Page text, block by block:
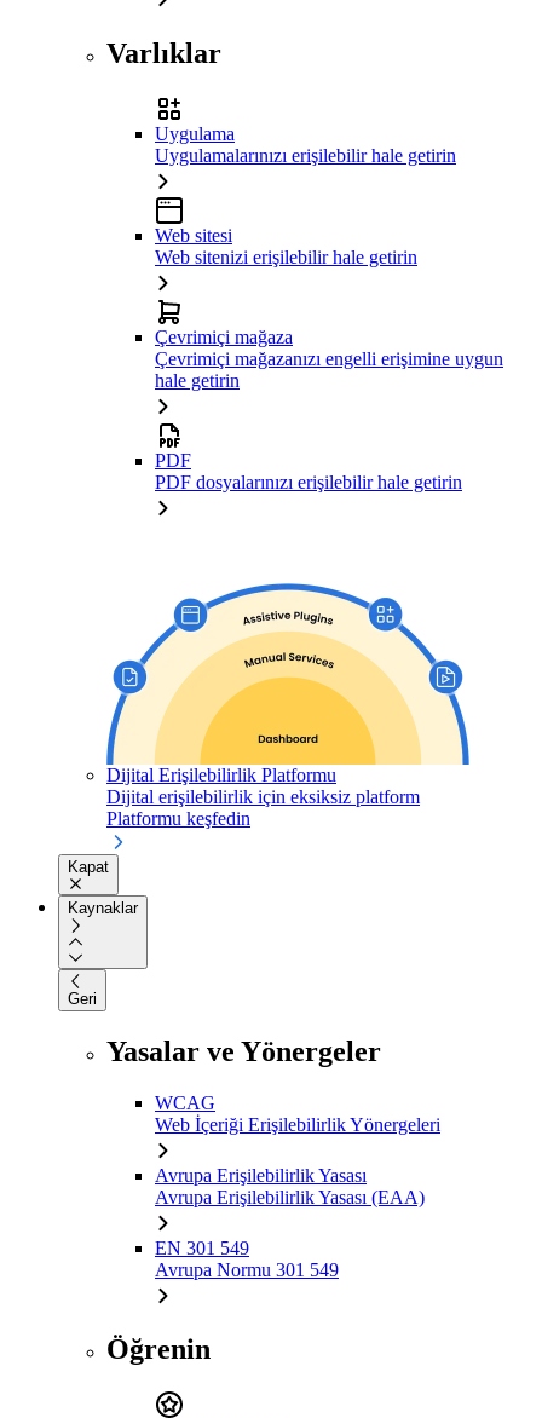
Varlıklar
Uygulama
Uygulamalarınızı erişilebilir hale getirin
Web sitesi
Web sitenizi erişilebilir hale getirin
Çevrimiçi mağaza
Çevrimiçi mağazanızı engelli erişimine uygun
hale getirin
PDF
PDF dosyalarınızı erişilebilir hale getirin
Dijital Erişilebilirlik Platformu
Dijital erişilebilirlik için eksiksiz platform
Platformu keşfedin
Kapat
Kaynaklar
Geri
Yasalar ve Yönergeler
WCAG
Web İçeriği Erişilebilirlik Yönergeleri
Avrupa Erişilebilirlik Yasası
Avrupa Erişilebilirlik Yasası (EAA)
EN 301 549
Avrupa Normu 301 549
Öğrenin